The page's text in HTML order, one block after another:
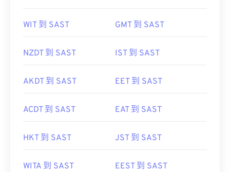
WIT 到 SAST GMT 到 SAST
NZDT 到 SAST IST 到 SAST
AKDT 到 SAST EET 到 SAST
ACDT 到 SAST EAT 到 SAST
HKT 到 SAST JST 到 SAST
WITA 到 SAST EEST 到 SAST